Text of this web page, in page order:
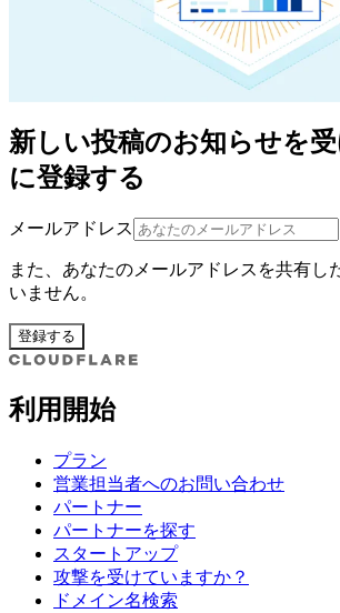
新しい投稿のお知らせを
に登録する
メールアドレス
また、あなたのメールアドレスを共有し
いません。
登録する
利用開始
プラン
営業担当者へのお問い合わせ
パートナー
パートナーを探す
スタートアップ
攻撃を受けていますか？
ドメイン名検索